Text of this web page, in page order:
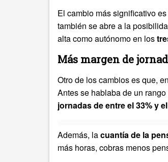
El cambio más significativo
también se abre a la
alta como autónomo en los
Más margen de
Otro de los cambios es que,
Antes se hablaba de un
jornadas de entreel 33% y
Además, lacuantía de la
más horas, cobras menos